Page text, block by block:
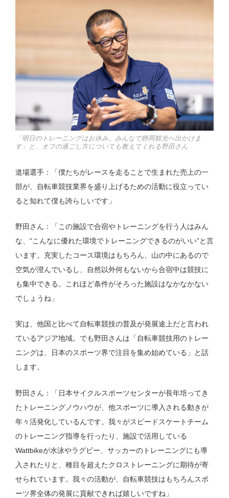
「明日のトレーニングはお休み。みんなで静岡観光へ出かけま
す」と、オフの過ごし方についても教えてくれる野田さん
道場選手：「僕たちがレースを走ることで生まれた売上の一
部が、自転車競技業界を盛り上げるための活動に役立ってい
ると知れて僕も誇らしいです」
野田さん：「この施設で合宿やトレーニングを行う人はみん
な、“こんなに優れた環境でトレーニングできるのがいい”と言
います。充実したコース環境はもちろん、山の中にあるので
空気が澄んでいるし、自然以外何もないから合宿中は競技に
も集中できる。これほど条件がそろった施設はなかなかない
でしょうね」
実は、他国と比べて自転車競技の普及が発展途上だと言われ
ているアジア地域。でも野田さんは「自転車競技用のトレー
ニングは、日本のスポーツ界で注目を集め始めている」と話
します。
野田さん：「日本サイクルスポーツセンターが長年培ってき
たトレーニングノウハウが、他スポーツに導入される動きが
年々活発化しているんです。我々がスピードスケートチーム
のトレーニング指導を行ったり、施設で活用している
Wattbikeが水泳やラグビー、サッカーのトレーニングにも導
入されたりと、種目を超えたクロストレーニングに期待が寄
せられています。我々の活動が、自転車競技はもちろんスポ
ーツ界全体の発展に貢献できれば嬉しいですね」